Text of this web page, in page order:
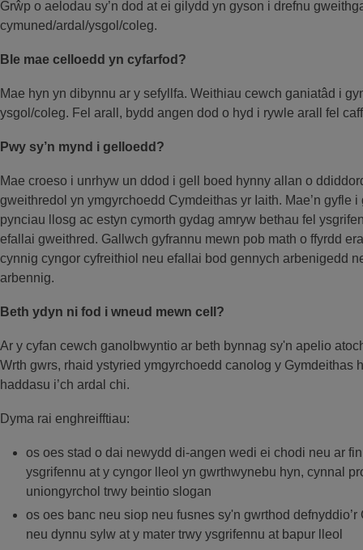
Grŵp o aelodau sy’n dod at ei gilydd yn gyson i drefnu
cymuned/ardal/ysgol/coleg.
Ble mae celloedd yn cyfarfod?
Mae hyn yn dibynnu ar y sefyllfa. Weithiau cewch ganiatâd i
ysgol/coleg. Fel arall, bydd angen dod o hyd i rywle arall fel
Pwy sy’n mynd i gelloedd?
Mae croeso i unrhyw un ddod i gell boed hynny allan o
gweithredol yn ymgyrchoedd Cymdeithas yr Iaith. Mae’n gyfle
pynciau llosg ac estyn cymorth gydag amryw bethau fel
efallai gweithred. Gallwch gyfrannu mewn pob math o ffyrdd
cynnig cyngor cyfreithiol neu efallai bod gennych arbenigedd
arbennig.
Beth ydyn ni fod i wneud mewn cell?
Ar y cyfan cewch ganolbwyntio ar beth bynnag sy'n apelio
Wrth gwrs, rhaid ystyried ymgyrchoedd canolog y Gymdeithas
haddasu i’ch ardal chi.
Dyma rai enghreifftiau:
os oes stad o dai newydd di-angen wedi ei chodi neu ar
ysgrifennu at y cyngor lleol yn gwrthwynebu hyn, cynnal
uniongyrchol trwy beintio slogan
os oes banc neu siop neu fusnes sy'n gwrthod
neu dynnu sylw at y mater trwy ysgrifennu at bapur lleol